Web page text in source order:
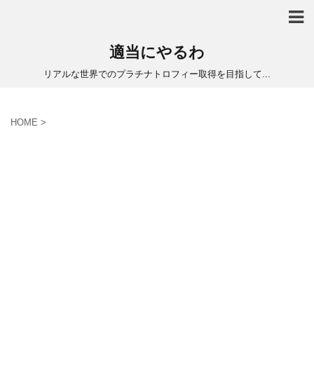
適当にやるわ
リアルな世界でのプラチナトロフィー取得を目指して...
HOME >